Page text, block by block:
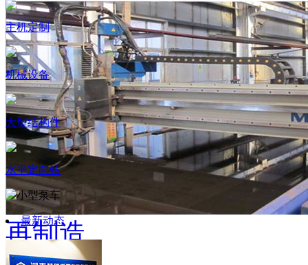
主机定制
机械设备
大型结构件
水平定向钻
最新动态
再制造